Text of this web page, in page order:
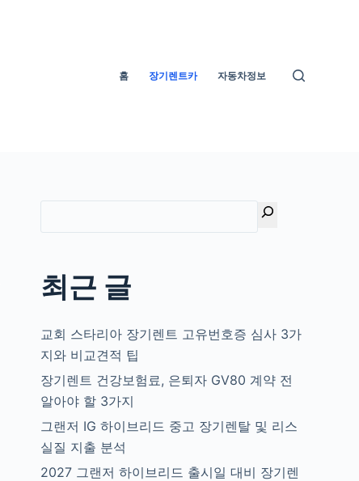
홈 장기렌트카 자동차정보
최근 글
교회 스타리아 장기렌트 고유번호증 심사 3가
지와 비교견적 팁
장기렌트 건강보험료, 은퇴자 GV80 계약 전
알아야 할 3가지
그랜저 IG 하이브리드 중고 장기렌탈 및 리스
실질 지출 분석
2027 그랜저 하이브리드 출시일 대비 장기렌